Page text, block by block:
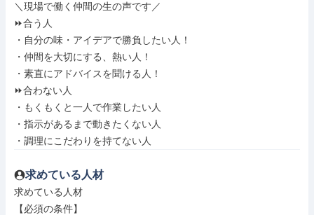
＼現場で働く仲間の生の声です／
⏩合う人
・自分の味・アイデアで勝負したい人！
・仲間を大切にする、熱い人！
・素直にアドバイスを聞ける人！
⏩合わない人
・もくもくと一人で作業したい人
・指示があるまで動きたくない人
・調理にこだわりを持てない人
求めている人材
求めている人材
【必須の条件】